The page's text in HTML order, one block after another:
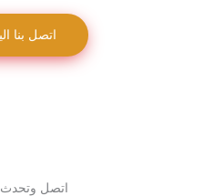
اتصل بنا
اتصل وتحدث